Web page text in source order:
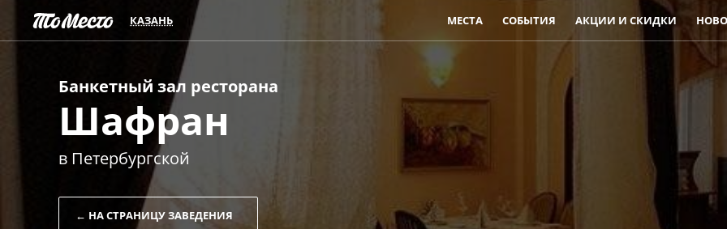
КАЗАНЬ МЕСТА СОБЫТИЯ АКЦИИ И СКИДКИ
Банкетный зал ресторана
Шафран
в Петербургской
← НА СТРАНИЦУ ЗАВЕДЕНИЯ